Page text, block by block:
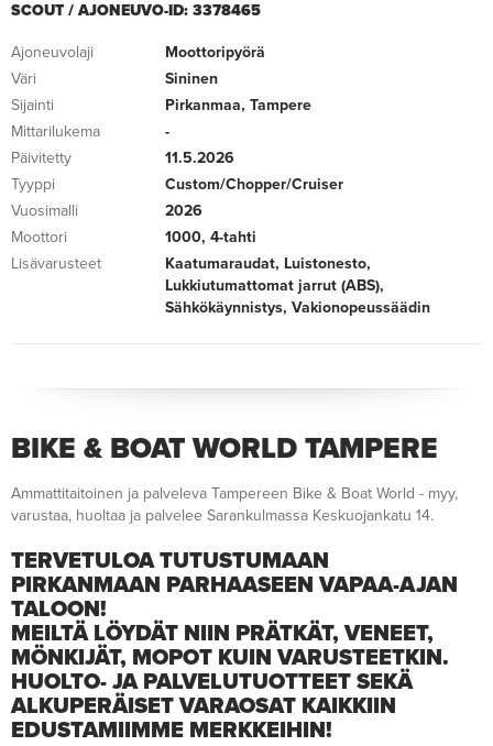
SCOUT / AJONEUVO-ID: 3378465
Ajoneuvolaji
Moottoripyörä
Väri
Sininen
Sijainti
Pirkanmaa, Tampere
Mittarilukema
-
Päivitetty
11.5.2026
Tyyppi
Custom/Chopper/Cruiser
Vuosimalli
2026
Moottori
1000, 4-tahti
Lisävarusteet
Kaatumaraudat, Luistonesto,
Lukkiutumattomat jarrut (ABS),
Sähkökäynnistys, Vakionopeussäädin
BIKE & BOAT WORLD TAMPERE
Ammattitaitoinen ja palveleva Tampereen Bike & Boat World - myy,
varustaa, huoltaa ja palvelee Sarankulmassa Keskuojankatu 14.
TERVETULOA TUTUSTUMAAN
PIRKANMAAN PARHAASEEN VAPAA-AJAN
TALOON!
MEILTÄ LÖYDÄT NIIN PRÄTKÄT, VENEET,
MÖNKIJÄT, MOPOT KUIN VARUSTEETKIN.
HUOLTO- JA PALVELUTUOTTEET SEKÄ
ALKUPERÄISET VARAOSAT KAIKKIIN
EDUSTAMIIMME MERKKEIHIN!